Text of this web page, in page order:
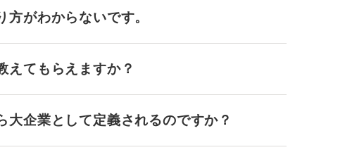
がわからないです。
えてもらえますか？
大企業として定義されるのですか？